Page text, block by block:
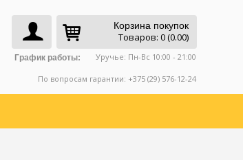
Корзина покупок
Товаров: 0 (0.00)
График работы: Уручье: Пн-Вс 10:00 - 21:00
По вопросам гарантии: +375 (29) 576-12-24